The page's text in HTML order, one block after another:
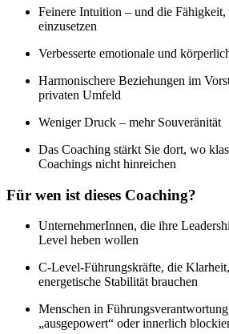
Feinere Intuition – und die Fähigkeit,
einzusetzen
Verbesserte emotionale und
Harmonischere Beziehungen im
privaten Umfeld
Weniger Druck – mehr Souveränität
Das Coaching stärkt Sie dort, wo
Coachings nicht hinreichen
Für wen ist dieses Coaching?
UnternehmerInnen, die ihre
Level heben wollen
C-Level-Führungskräfte, die
energetische Stabilität brauchen
Menschen in
„ausgepowert“ oder innerlich